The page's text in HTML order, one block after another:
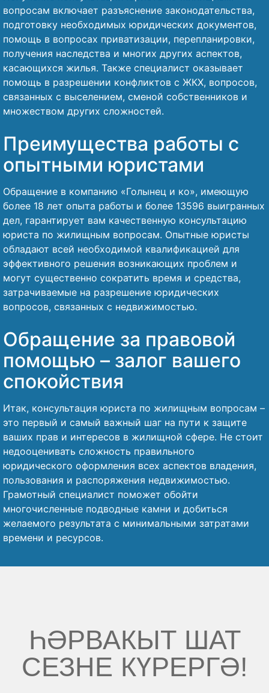
вопросам включает разъяснение законодательства,
подготовку необходимых юридических документов,
помощь в вопросах приватизации, перепланировки,
получения наследства и многих других аспектов,
касающихся жилья. Также специалист оказывает
помощь в разрешении конфликтов с ЖКХ, вопросов,
связанных с выселением, сменой собственников и
множеством других сложностей.
Преимущества работы с
опытными юристами
Обращение в компанию «Голынец и ко», имеющую
более 18 лет опыта работы и более 13596 выигранных
дел, гарантирует вам качественную консультацию
юриста по жилищным вопросам. Опытные юристы
обладают всей необходимой квалификацией для
эффективного решения возникающих проблем и
могут существенно сократить время и средства,
затрачиваемые на разрешение юридических
вопросов, связанных с недвижимостью.
Обращение за правовой
помощью – залог вашего
спокойствия
Итак, консультация юриста по жилищным вопросам –
это первый и самый важный шаг на пути к защите
ваших прав и интересов в жилищной сфере. Не стоит
недооценивать сложность правильного
юридического оформления всех аспектов владения,
пользования и распоряжения недвижимостью.
Грамотный специалист поможет обойти
многочисленные подводные камни и добиться
желаемого результата с минимальными затратами
времени и ресурсов.
ҺӘРВАКЫТ ШАТ
СЕЗНЕ КҮРЕРГӘ!